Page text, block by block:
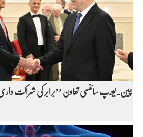
چین۔یورپ سائنسی تعاون ’’برابر کی شراکت